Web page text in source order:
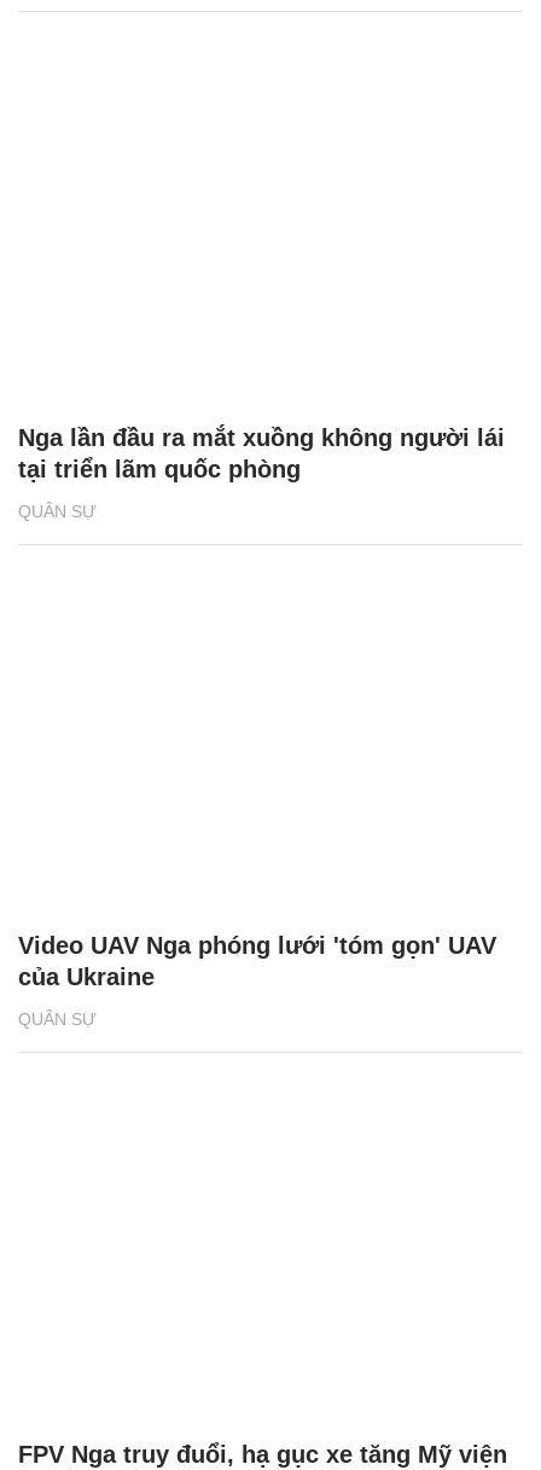
QUÂN SỰ
Nga lần đầu ra mắt xuồng không người lái
tại triển lãm quốc phòng
QUÂN SỰ
Video UAV Nga phóng lưới 'tóm gọn' UAV
của Ukraine
FPV Nga truy đuổi, hạ gục xe tăng Mỹ viện